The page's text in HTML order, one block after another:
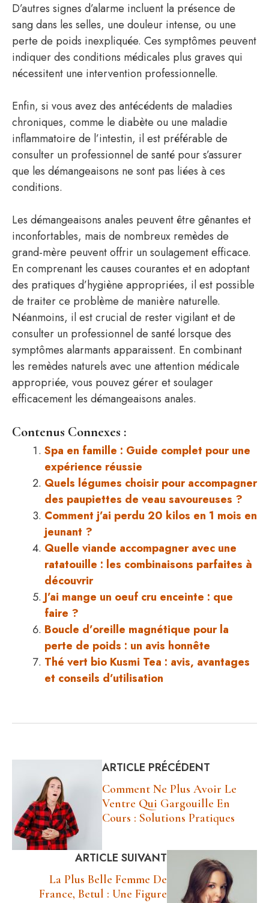
D’autres signes d’alarme incluent la présence de
sang dans les selles, une douleur intense, ou une
perte de poids inexpliquée. Ces symptômes peuvent
indiquer des conditions médicales plus graves qui
nécessitent une intervention professionnelle.
Enfin, si vous avez des antécédents de maladies
chroniques, comme le diabète ou une maladie
inflammatoire de l’intestin, il est préférable de
consulter un professionnel de santé pour s’assurer
que les démangeaisons ne sont pas liées à ces
conditions.
Les démangeaisons anales peuvent être gênantes et
inconfortables, mais de nombreux remèdes de
grand-mère peuvent offrir un soulagement efficace.
En comprenant les causes courantes et en adoptant
des pratiques d’hygiène appropriées, il est possible
de traiter ce problème de manière naturelle.
Néanmoins, il est crucial de rester vigilant et de
consulter un professionnel de santé lorsque des
symptômes alarmants apparaissent. En combinant
les remèdes naturels avec une attention médicale
appropriée, vous pouvez gérer et soulager
efficacement les démangeaisons anales.
Contenus Connexes :
Spa en famille : Guide complet pour une
expérience réussie
Quels légumes choisir pour accompagner
des paupiettes de veau savoureuses ?
Comment j’ai perdu 20 kilos en 1 mois en
jeunant ?
Quelle viande accompagner avec une
ratatouille : les combinaisons parfaites à
découvrir
J’ai mange un oeuf cru enceinte : que
faire ?
Boucle d’oreille magnétique pour la
perte de poids : un avis honnête
Thé vert bio Kusmi Tea : avis, avantages
et conseils d’utilisation
ARTICLE PRÉCÉDENT
Comment Ne Plus Avoir Le
Ventre Qui Gargouille En
Cours : Solutions Pratiques
ARTICLE SUIVANT
La Plus Belle Femme De
France, Betul : Une Figure